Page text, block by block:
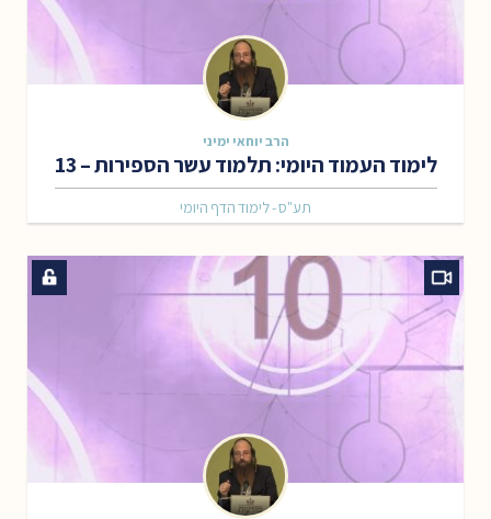
הרב יוחאי ימיני
לימוד העמוד היומי: תלמוד עשר הספירות – 13
תע"ס - לימוד הדף היומי